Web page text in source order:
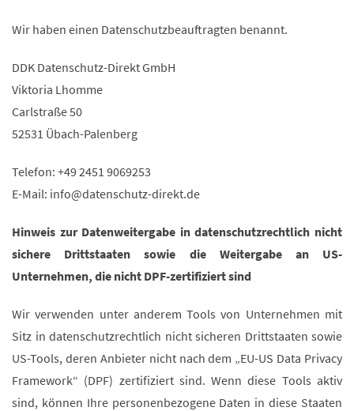
Wir haben einen Datenschutzbeauftragten benannt.
DDK Datenschutz-Direkt GmbH
Viktoria Lhomme
Carlstraße 50
52531 Übach-Palenberg
Telefon: +49 2451 9069253
E-Mail: info@datenschutz-direkt.de
Hinweis zur Datenweitergabe in datenschutzrechtlich nicht
sichere Drittstaaten sowie die Weitergabe an US-
Unternehmen, die nicht DPF-zertifiziert sind
Wir verwenden unter anderem Tools von Unternehmen mit
Sitz in datenschutzrechtlich nicht sicheren Drittstaaten sowie
US-Tools, deren Anbieter nicht nach dem „EU-US Data Privacy
Framework“ (DPF) zertifiziert sind. Wenn diese Tools aktiv
sind, können Ihre personenbezogene Daten in diese Staaten